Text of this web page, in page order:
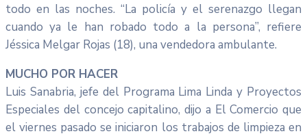
todo en las noches. “La policía y el serenazgo llegan
cuando ya le han robado todo a la persona”, refiere
Jéssica Melgar Rojas (18), una vendedora ambulante.
MUCHO POR HACER
Luis Sanabria, jefe del Programa Lima Linda y Proyectos
Especiales del concejo capitalino, dijo a El Comercio que
el viernes pasado se iniciaron los trabajos de limpieza en